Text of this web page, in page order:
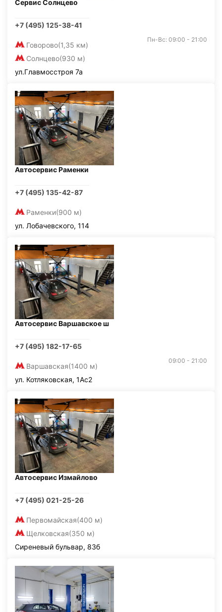
Сервис Солнцево
+7 (495) 125-38-41
Говорово(1,35 км)
Солнцево(930 м)
Пн-Вс: 09:00 - 21:00
ул.Главмосстроя 7а
Автосервис Раменки
+7 (495) 135-42-87
Раменки(900 м)
ул. Лобачевского, 114
Автосервис Варшавское ш
+7 (495) 182-17-65
Варшавская(1400 м)
09:00 - 21:00
ул. Котляковская, 1Ас2
Автосервис Измайлово
+7 (495) 021-25-26
Первомайская(400 м)
Щелковская(350 м)
Сиреневый бульвар, 83б